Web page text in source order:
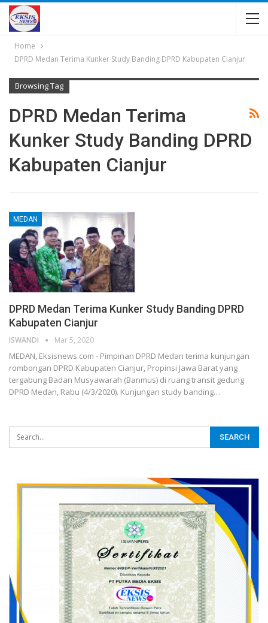
Home
DPRD Medan Terima Kunker Study Banding DPRD Kabupaten Cianjur
Browsing Tag
DPRD Medan Terima
Kunker Study Banding DPRD
Kabupaten Cianjur
MEDAN
DPRD Medan Terima Kunker Study Banding DPRD
Kabupaten Cianjur
ISWANDI Mar 5, 2020
MEDAN, Eksisnews.com - Pimpinan DPRD Medan terima kunjungan
rombongan DPRD Kabupaten Cianjur, Propinsi Jawa Barat yang
tergabung Badan Musyawarah (Banmus) di ruang transit gedung
DPRD Medan, Rabu (4/3/2020). Kunjungan study banding…